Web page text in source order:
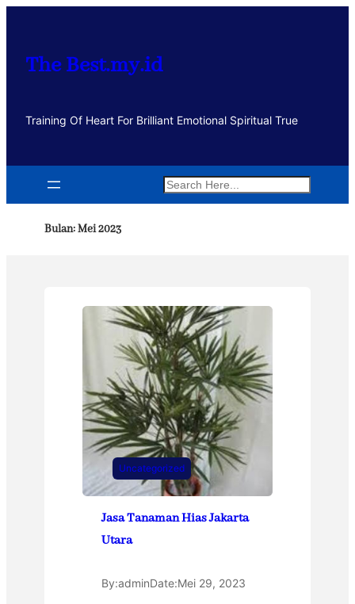
kontenThe Best.my.id
Training Of Heart For Brilliant Emotional Spiritual True
Search
Bulan:Mei 2023
Uncategorized
Jasa Tanaman Hias Jakarta
Utara
By:adminDate:Mei 29, 2023